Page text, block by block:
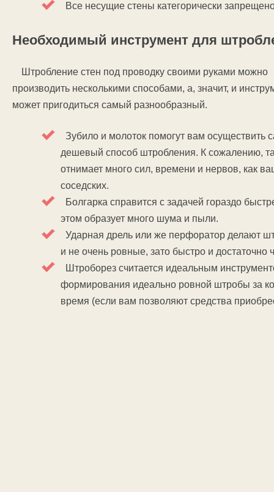
Все несущие стены категорически
Необходимый инструмент для
Штробление стен под проводку своими руками можно
производить несколькими способами, а, значит, и
может пригодиться самый разнообразный.
Зубило и молоток помогут вам осуществить
дешевый способ штробления. К сожалению,
отнимает много сил, времени и нервов, как
соседских.
Болгарка справится с задачей гораздо
этом образует много шума и пыли.
Ударная дрель или же перфоратор делают
и не очень ровные, зато быстро и достаточно
Штроборез считается идеальным
формирования идеально ровной штробы за
время (если вам позволяют средства